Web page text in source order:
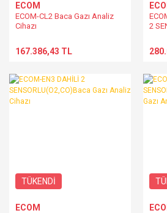
ECOM
ECOM-CL2 Baca Gazı Analiz
Cihazı
167.386,43 TL
2
TÜKENDİ
ECOM